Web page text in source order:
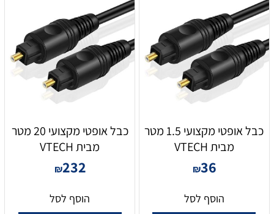
כבל אופטי מקצועי 1.5 מטר
מבית VTECH
₪36
הוסף לסל
כבל אופטי מקצועי 20 מטר
מבית VTECH
₪232
הוסף לסל